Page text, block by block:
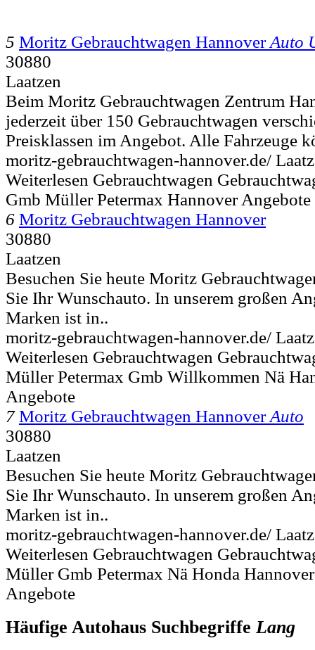
5 Moritz Gebrauchtwagen Hannover Auto
30880
Laatzen
Beim Moritz Gebrauchtwagen Zentrum
jederzeit über 150 Gebrauchtwagen
Preisklassen im Angebot. Alle Fahrzeuge
moritz-gebrauchtwagen-hannover.de/
Weiterlesen Gebrauchtwagen
Gmb Müller Petermax Hannover
6 Moritz Gebrauchtwagen Hannover
30880
Laatzen
Besuchen Sie heute Moritz
Sie Ihr Wunschauto. In unserem großen
Marken ist in..
moritz-gebrauchtwagen-hannover.de/
Weiterlesen Gebrauchtwagen
Müller Petermax Gmb Willkommen Nä
Angebote
7 Moritz Gebrauchtwagen Hannover Auto
30880
Laatzen
Besuchen Sie heute Moritz
Sie Ihr Wunschauto. In unserem großen
Marken ist in..
moritz-gebrauchtwagen-hannover.de/
Weiterlesen Gebrauchtwagen
Müller Gmb Petermax Nä Honda
Angebote
Häufige Autohaus Suchbegriffe Lang